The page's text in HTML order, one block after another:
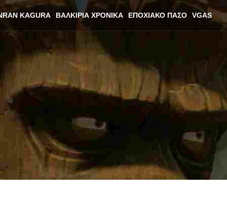
KAGURA ΒΑΛΚΊΡΙΑ ΧΡΟΝΙΚΆ ΕΠΟΧΙΑΚΌ ΠΆΣΟ VGAS